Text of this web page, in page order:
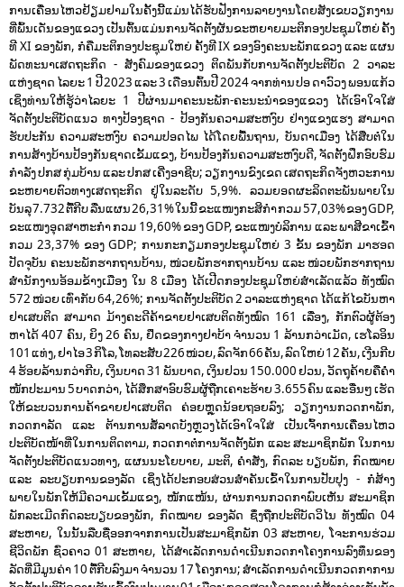
ການເຄື່ອນໄຫວຢ້ຽມຢາມໃນຄັ້ງນີ້ແມ່ນໄດ້ຮັບຟັງການລາຍງານໂດຍສັງເຂບວຽກງານ
ທີ່ພົ້ນເດັ່ນຂອງແຂວງ ເປັນຕົ້ນແມ່ນການຈັດຕັ້ງຜັນຂະຫຍາຍມະຕິກອງປະຊຸມໃຫຍ່ ຄັ້ງ
ທີ XI ຂອງພັກ, ກໍຄືມະຕິກອງ​ປະ​ຊຸມ​ໃຫຍ່ ຄັ້ງ​ທີ IX ຂອງອົງຄະນະພັກແຂວງ ແລະ ແຜນ
ພັດທະນາເສດຖະກິດ - ສັງຄົມຂອງແຂວງ ຕິດພັນກັບການຈັດຕັ້ງປະຕິບັດ 2 ວາລະ
ແຫ່ງຊາດ ໄລຍະ 1 ປີ 2023 ແລະ 3 ເດືອນຕົ້ນປີ 2024 ຈາກທ່ານ ປອ ດາວົວງ ພອນແກ້ວ
ເຊິ່ງທ່ານໃຫ້ຮູ້ວ່າໄລຍະ 1 ປີຜ່ານມາຄະນະພັກ-ຄະນະນໍາຂອງແຂວງ ໄດ້ເອົາໃຈໃສ່
ຈັດຕັ້ງປະຕິບັດແນວ ທາງປ້ອງຊາດ - ປ້ອງກັນຄວາມສະຫງົບ ຢ່າງແຂງແຮງ ສາມາດ
ຮັບປະກັນ ຄວາມສະຫງົບ ຄວາມປອດໄພ ໄດ້ໂດຍພື້ນຖານ, ບັນດາເມືອງ ໄດ້ສືບຕໍ່ໃນ
ການສ້າງບ້ານປ້ອງກັນຊາດເຂັ້ມແຂງ, ບ້ານປ້ອງກັນຄວາມສະຫງົບດີ, ຈັດຕັ້ງຝຶກອົບຮົມ
ກຳລັງ ປກສ ກຸ່ມບ້ານ ແລະ ປກສ ເຄີ່ງອາຊີບ; ວຽກ​ງານຂົງເຂດ ເສດຖະກິດຈັງຫວະການ
ຂະຫຍາຍຕົວທາງເສດຖະກິດ ຢູ່​ໃນ​ລະ​ດັບ 5,9%. ລວມຍອດຜະລິດຕະພັນພາຍໃນ
ບັນລຸ 7.732 ຕື້ກີບ ລື່ນແຜນ 26,31% ໃນນີ້ ຂະແໜງກະສິກໍາ ກວມ 57,03% ຂອງ GDP,
ຂະແໜງອຸດສາຫະກໍາ ກວມ 19,60% ຂອງ GDP, ຂະແໜງບໍລິການ ແລະ ພາສີຂາເຂົ້າ
ກວມ 23,37% ຂອງ GDP; ການ​ກະ​ກຽມ​ກອງ​ປະ​ຊຸມ​ໃຫຍ່ 3 ຂັ້ນ ​ຂອງ​​ພັກ​ ມາຮອດ
ປັດຈຸບັນ ຄະນະພັກຮາກຖານບ້ານ, ໜ່ວຍພັກຮາກຖານບ້ານ ແລະ ໜ່ວຍພັກຮາກຖານ
ສຳນັກງານອ້ອມຂ້າງເມືອງ ໃນ 8 ເມືອງ ໄດ້ເປີດກອງ​ປະຊຸມ​ໃຫຍ່ສໍາ​ເລັດແລ້ວ ​ທັງ​ໝົດ
572 ໜ່ວຍ ເທົ່າກັບ 64,26%; ການຈັດ​ຕັ້ງປະຕິບັດ 2 ວາລະແຫ່ງຊາດ ໄດ້ແກ້ໄຂບັນຫາ
ຢາເສບຕິດ ສາມາດ ມ້າງຄະດີຄ້າຂາຍຢາເສບຕິດທັງໝົດ 161 ເລື່ອງ, ກັກຕົວຜູ້ຕ້ອງ
ຫາໄດ້ 407 ຄົນ, ຍິງ 26 ຄົນ, ຢຶດຂອງກາງຢາບ້າ ຈໍານວນ 1 ລ້ານກວ່າເມັດ, ເຮໂລອິນ
101 ແທ່ງ, ຢາໄອ 3 ກິໂລ, ໂທລະສັບ 226 ໜ່ວຍ, ລົດຈັກ 66 ຄັນ, ລົດໃຫຍ່ 12 ຄັນ, ເງີນກີບ
4 ຮ້ອຍລ້ານກວ່າກີບ, ເງິນບາດ 31 ພັນບາດ, ເງິນຢວນ 150.000 ຢວນ, ວັດຖຸຄ້າຍຄືຄໍໍາ
ໜັກປະມານ 5 ບາດກວ່າ, ໄດ້ສຶກສາອົບຮົມຜູ້ຖືກເຄາະຮ້າຍ 3.655 ຄົນ ແລະ ອື່ນໆ ເຮັດ
ໃຫ້ຂະບວນການຄ້າຂາຍຢາເສບຕິດ ຄ່ອຍຫຼຸດນ້ອຍຖອຍລົງ; ວຽກງານກວດກາພັກ,
ກວດກາລັດ ແລະ ຕ້ານການສໍ້ລາດບັງຫຼວງໄດ້ເອົາໃຈໃສ່ ເປັນເຈົ້າການເຄື່ອນໄຫວ
ປະຕິບັດໜ້າທີ່ໃນການຕິດຕາມ, ກວດກາຕໍ່ການຈັດຕັ້ງພັກ ແລະ ສະມາຊິກພັກ ໃນການ
ຈັດຕັ້ງປະຕິບັດແນວທາງ, ແຜນນະໂຍບາຍ, ມະຕິ, ຄໍາສັ່ງ, ກົດລະ ບຽບພັກ, ກົດໝາຍ
ແລະ ລະບຽບການຂອງລັດ ເຊິ່ງໄດ້ປະກອບສ່ວນສໍາຄັນເຂົ້າໃນການປັບປຸງ - ກໍ່ສ້າງ
ພາຍໃນພັກໃຫ້ມີຄວາມເຂັ້ມແຂງ, ໜັກແໜ້ນ, ຜ່ານການກວດກາພົບເຫັນ ສະມາຊິກ
ພັກລະເມີດກົດລະບຽບຂອງພັກ, ກົດໝາຍ ຂອງລັດ ຊຶ່ງຖືກປະຕິບັດວິໄນ ທັງໝົດ 04
ສະຫາຍ, ໃນນັ້ນລືບຊື່ອອກຈາກການເປັນສະມາຊິກພັກ 03 ສະຫາຍ, ໂຈະການຮ່ວມ
ຊີວິດພັກ ຊົ່ວຄາວ 01 ສະຫາຍ, ໄດ້ສໍາເລັດການດໍາເນີນກວດກາໂຄງການລົງທຶນຂອງ
ລັດທີ່ມີມູນຄ່າ 10 ຕື້ກີບລົງມາ ຈໍານວນ 17 ໂຄງການ; ສໍາເລັດການດໍາເນີນກວດກາການ